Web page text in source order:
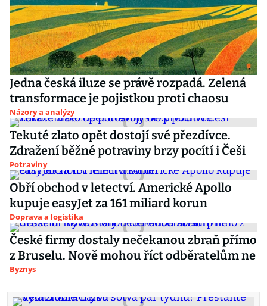
Jedna česká iluze se právě rozpadá. Zelená
transformace je pojistkou proti chaosu
Názory a analýzy
Tekuté zlato opět dostojí své přezdívce.
Zdražení běžné potraviny brzy pocítí i Češi
Potraviny
Obří obchod v letectví. Americké Apollo
kupuje easyJet za 161 miliard korun
Doprava a logistika
České firmy dostaly nečekanou zbraň přímo
z Bruselu. Nově mohou říct odběratelům ne
Byznys